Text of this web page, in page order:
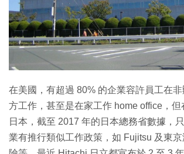
特集
在美國，有超過 80% 的企業容許員工在
方工作，甚至是在家工作 home office，但
日本，截至 2017 年的日本總務省數據，
業有推行類似工作政策，如 Fujitsu 及東